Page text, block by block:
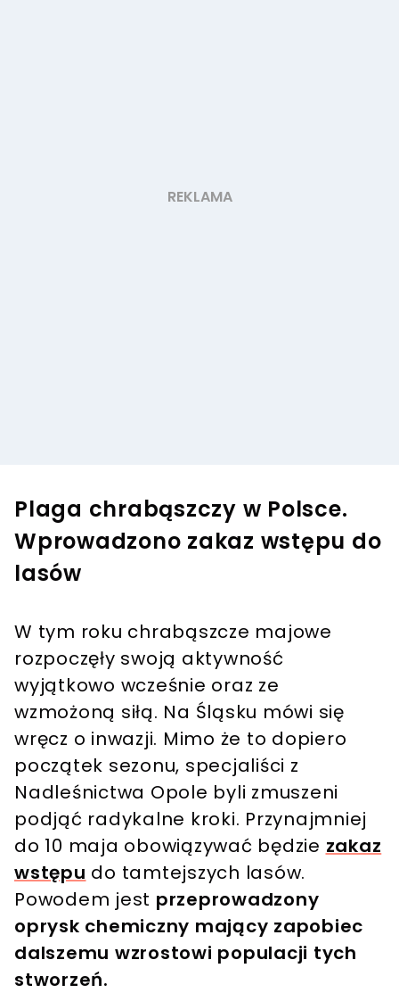
Plaga chrabąszczy w Polsce.
Wprowadzono zakaz wstępu do
lasów
W tym roku chrabąszcze majowe
rozpoczęły swoją aktywność
wyjątkowo wcześnie oraz ze
wzmożoną siłą. Na Śląsku mówi się
wręcz o inwazji. Mimo że to dopiero
początek sezonu, specjaliści z
Nadleśnictwa Opole byli zmuszeni
podjąć radykalne kroki. Przynajmniej
do 10 maja obowiązywać będzie zakaz
wstępu do tamtejszych lasów.
Powodem jest przeprowadzony
oprysk chemiczny mający zapobiec
dalszemu wzrostowi populacji tych
stworzeń.